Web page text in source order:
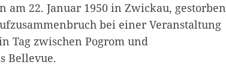
am 22. Januar 1950 in Zwickau, gestorben
bei einer Veranstaltung
Tag zwischen Pogrom und
Bellevue.